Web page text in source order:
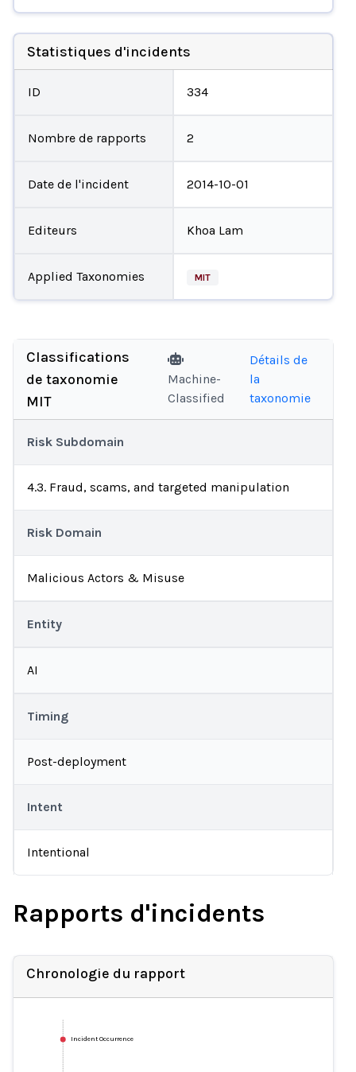
Statistiques d'incidents
ID 334
Nombre de rapports 2
Date de l'incident 2014-10-01
Editeurs Khoa Lam
Applied Taxonomies MIT
Classifications
de taxonomie
MIT
Machine-
Classified
Détails de
la
taxonomie
Risk Subdomain
4.3. Fraud, scams, and targeted manipulation
Risk Domain
Malicious Actors & Misuse
Entity
AI
Timing
Post-deployment
Intent
Intentional
Rapports d'incidents
Chronologie du rapport
Incident Occurrence